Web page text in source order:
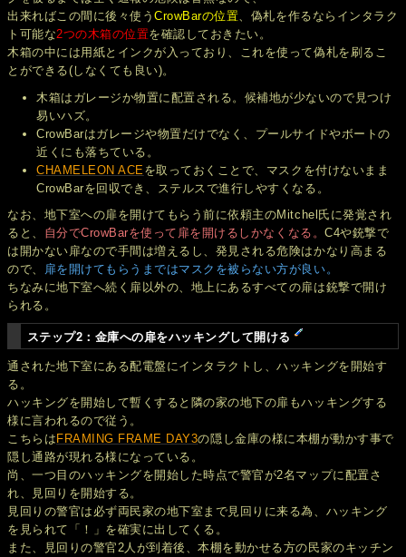
出来ればこの間に後々使うCrowBarの位置、偽札を作るならインタラク
ト可能な2つの木箱の位置を確認しておきたい。
木箱の中には用紙とインクが入っており、これを使って偽札を刷るこ
とができる(しなくても良い)。
木箱はガレージか物置に配置される。候補地が少ないので見つけ
易いハズ。
CrowBarはガレージや物置だけでなく、プールサイドやボートの
近くにも落ちている。
CHAMELEON ACE を取っておくことで、マスクを付けないまま
CrowBarを回収でき、ステルスで進行しやすくなる。
なお、地下室への扉を開けてもらう前に依頼主のMitchel氏に発覚され
ると、 自分でCrowBarを使って扉を開けるしかなくなる。C4や銃撃で
は開かない扉なので手間は増えるし、発見される危険はかなり高まる
ので、
扉を開けてもらうまではマスクを被らない方が良い。
ちなみに地下室へ続く扉以外の、地上にあるすべての扉は銃撃で開け
られる。
ステップ2：金庫への扉をハッキングして開ける
通された地下室にある配電盤にインタラクトし、ハッキングを開始す
る。
ハッキングを開始して暫くすると隣の家の地下の扉もハッキングする
様に言われるので従う。
こちらは FRAMING FRAME DAY3の隠し金庫の様に本棚が動かす事で
隠し通路が現れる様になっている。
尚、一つ目のハッキングを開始した時点で警官が2名マップに配置さ
れ、見回りを開始する。
見回りの警官は必ず両民家の地下室まで見回りに来る為、ハッキング
を見られて「！」を確実に出してくる。
また、見回りの警官2人が到着後、本棚を動かせる方の民家のキッチン